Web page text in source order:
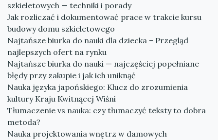
szkieletowych — techniki i porady
Jak rozliczać i dokumentować prace w trakcie kursu
budowy domu szkieletowego
Najtańsze biurka do nauki dla dziecka – Przegląd
najlepszych ofert na rynku
Najtańsze biurka do nauki — najczęściej popełniane
błędy przy zakupie i jak ich uniknąć
Nauka języka japońskiego: Klucz do zrozumienia
kultury Kraju Kwitnącej Wiśni
Tłumaczenie vs nauka: czy tłumaczyć teksty to dobra
metoda?
Nauka projektowania wnętrz w damowych